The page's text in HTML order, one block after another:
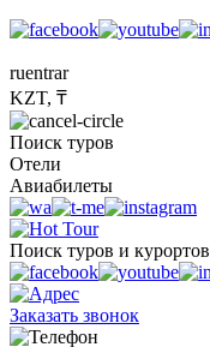
ruentrar
KZT, ₸
Поиск туров
Отели
Авиабилеты
Поиск туров и курортов
Заказать звонок